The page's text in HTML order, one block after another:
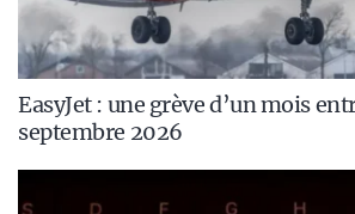
EasyJet : une grève d’un mois
septembre 2026